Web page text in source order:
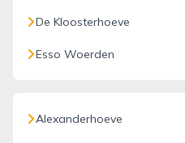
De Kloosterhoeve
Esso Woerden
Alexanderhoeve